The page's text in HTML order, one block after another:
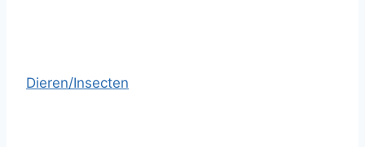
Dieren/Insecten